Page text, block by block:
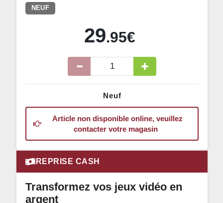
NEUF
29.95€
Neuf
Article non disponible online, veuillez
contacter votre magasin
REPRISE CASH
Transformez vos jeux vidéo en
argent